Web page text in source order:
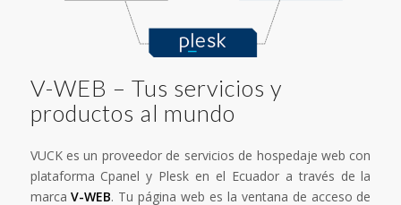
V-WEB – Tus servicios y
productos al mundo
VUCK es un proveedor de servicios de hospedaje web con
plataforma Cpanel y Plesk en el Ecuador a través de la
marcaV-WEB. Tu página web es la ventana de acceso de